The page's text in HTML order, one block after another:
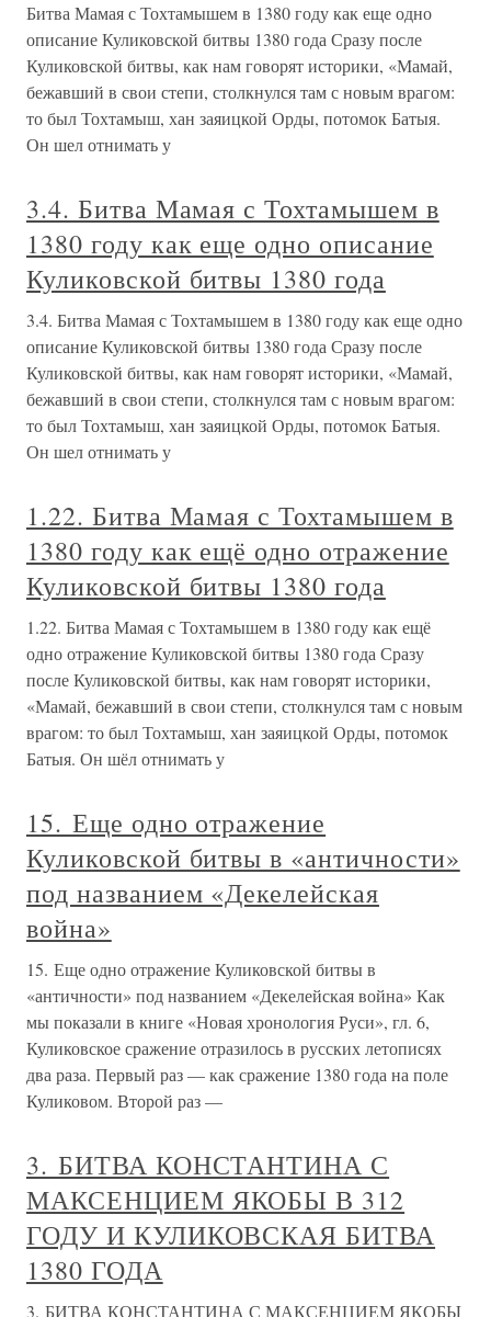
Битва Мамая с Тохтамышем в 1380 году как еще одно
описание Куликовской битвы 1380 года Сразу после
Куликовской битвы, как нам говорят историки, «Мамай,
бежавший в свои степи, столкнулся там с новым врагом:
то был Тохтамыш, хан заяицкой Орды, потомок Батыя.
Он шел отнимать у
3.4. Битва Мамая с Тохтамышем в
1380 году как еще одно описание
Куликовской битвы 1380 года
3.4. Битва Мамая с Тохтамышем в 1380 году как еще одно
описание Куликовской битвы 1380 года Сразу после
Куликовской битвы, как нам говорят историки, «Мамай,
бежавший в свои степи, столкнулся там с новым врагом:
то был Тохтамыш, хан заяицкой Орды, потомок Батыя.
Он шел отнимать у
1.22. Битва Мамая с Тохтамышем в
1380 году как ещё одно отражение
Куликовской битвы 1380 года
1.22. Битва Мамая с Тохтамышем в 1380 году как ещё
одно отражение Куликовской битвы 1380 года Сразу
после Куликовской битвы, как нам говорят историки,
«Мамай, бежавший в свои степи, столкнулся там с новым
врагом: то был Тохтамыш, хан заяицкой Орды, потомок
Батыя. Он шёл отнимать у
15. Еще одно отражение
Куликовской битвы в «античности»
под названием «Декелейская
война»
15. Еще одно отражение Куликовской битвы в
«античности» под названием «Декелейская война» Как
мы показали в книге «Новая хронология Руси», гл. 6,
Куликовское сражение отразилось в русских летописях
два раза. Первый раз — как сражение 1380 года на поле
Куликовом. Второй раз —
3. БИТВА КОНСТАНТИНА С
МАКСЕНЦИЕМ ЯКОБЫ В 312
ГОДУ И КУЛИКОВСКАЯ БИТВА
1380 ГОДА
3. БИТВА КОНСТАНТИНА С МАКСЕНЦИЕМ ЯКОБЫ